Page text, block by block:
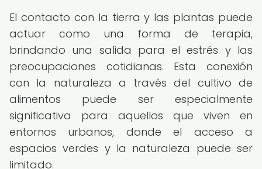
El contacto con la tierra y las plantas puede
actuar como una forma de terapia,
brindando una salida para el estrés y las
preocupaciones cotidianas. Esta conexión
con la naturaleza a través del cultivo de
alimentos puede ser especialmente
significativa para aquellos que viven en
entornos urbanos, donde el acceso a
espacios verdes y la naturaleza puede ser
limitado.